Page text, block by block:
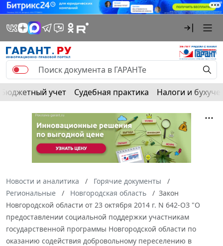
Бюджетный учет Судебная практика Налоги и
Новости и аналитика
Горячие документы
Региональные
Новгородская область
Закон
Новгородской области от 23 октября 2014 г. N 642-ОЗ "О
предоставлении социальной поддержки участникам
государственной программы Новгородской области по
оказанию содействия добровольному переселению в